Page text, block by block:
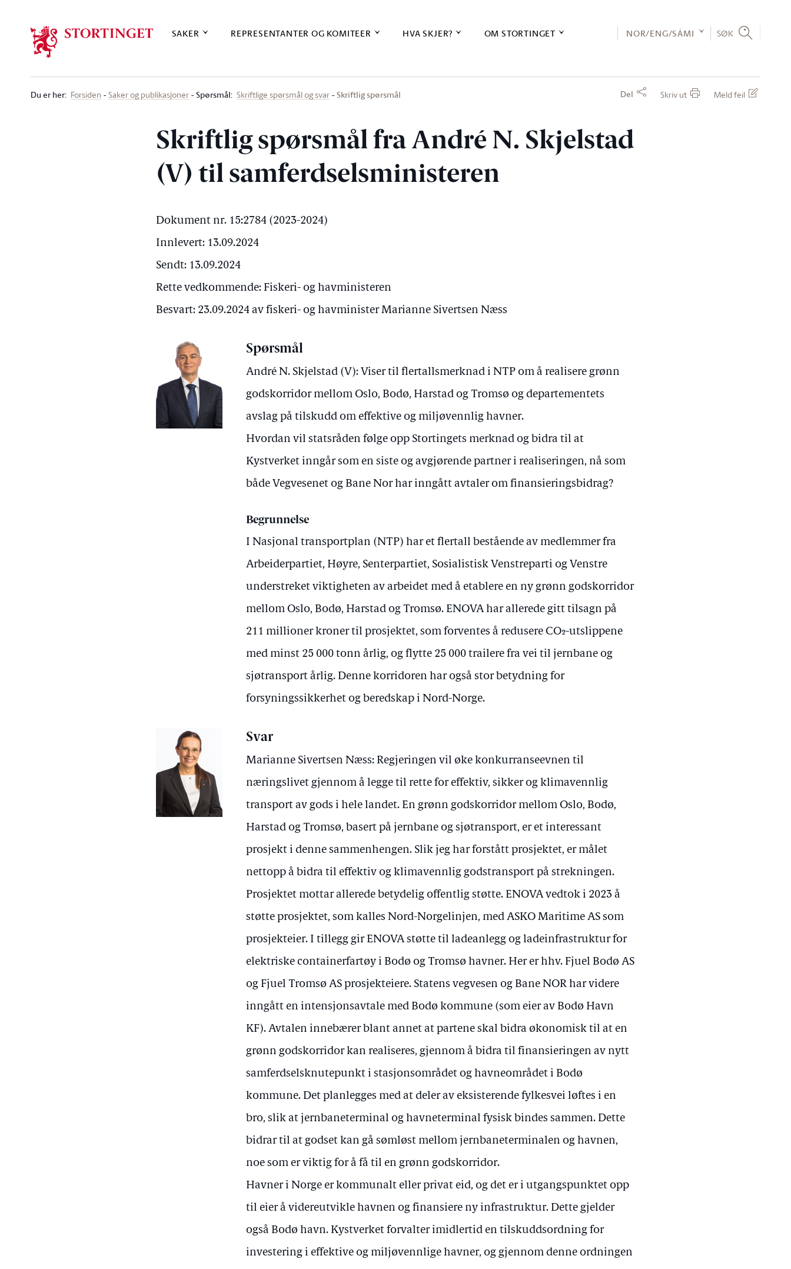
SAKER REPRESENTANTER OG KOMITEER HVA SKJER? OM STORTINGET NOR/ENG/SÁMI SØK
Du er her: Forsiden Saker og publikasjoner Spørsmål: Skriftlige spørsmål og svar Skriftlig spørsmål Del Skriv ut Meld feil
Skriftlig spørsmål fra André N. Skjelstad
(V) til samferdselsministeren
Dokument nr. 15:2784 (2023-2024)
Innlevert: 13.09.2024
Sendt: 13.09.2024
Rette vedkommende: Fiskeri- og havministeren
Besvart: 23.09.2024 av fiskeri- og havminister Marianne Sivertsen Næss
Spørsmål
André N. Skjelstad (V): Viser til flertallsmerknad i NTP om å realisere grønn
godskorridor mellom Oslo, Bodø, Harstad og Tromsø og departementets
avslag på tilskudd om effektive og miljøvennlig havner.
Hvordan vil statsråden følge opp Stortingets merknad og bidra til at
Kystverket inngår som en siste og avgjørende partner i realiseringen, nå som
både Vegvesenet og Bane Nor har inngått avtaler om finansieringsbidrag?
Begrunnelse
I Nasjonal transportplan (NTP) har et flertall bestående av medlemmer fra
Arbeiderpartiet, Høyre, Senterpartiet, Sosialistisk Venstreparti og Venstre
understreket viktigheten av arbeidet med å etablere en ny grønn godskorridor
mellom Oslo, Bodø, Harstad og Tromsø. ENOVA har allerede gitt tilsagn på
211 millioner kroner til prosjektet, som forventes å redusere CO₂-utslippene
med minst 25 000 tonn årlig, og flytte 25 000 trailere fra vei til jernbane og
sjøtransport årlig. Denne korridoren har også stor betydning for
forsyningssikkerhet og beredskap i Nord-Norge.
Svar
Marianne Sivertsen Næss: Regjeringen vil øke konkurranseevnen til
næringslivet gjennom å legge til rette for effektiv, sikker og klimavennlig
transport av gods i hele landet. En grønn godskorridor mellom Oslo, Bodø,
Harstad og Tromsø, basert på jernbane og sjøtransport, er et interessant
prosjekt i denne sammenhengen. Slik jeg har forstått prosjektet, er målet
nettopp å bidra til effektiv og klimavennlig godstransport på strekningen.
Prosjektet mottar allerede betydelig offentlig støtte. ENOVA vedtok i 2023 å
støtte prosjektet, som kalles Nord-Norgelinjen, med ASKO Maritime AS som
prosjekteier. I tillegg gir ENOVA støtte til ladeanlegg og ladeinfrastruktur for
elektriske containerfartøy i Bodø og Tromsø havner. Her er hhv. Fjuel Bodø AS
og Fjuel Tromsø AS prosjekteiere. Statens vegvesen og Bane NOR har videre
inngått en intensjonsavtale med Bodø kommune (som eier av Bodø Havn
KF). Avtalen innebærer blant annet at partene skal bidra økonomisk til at en
grønn godskorridor kan realiseres, gjennom å bidra til finansieringen av nytt
samferdselsknutepunkt i stasjonsområdet og havneområdet i Bodø
kommune. Det planlegges med at deler av eksisterende fylkesvei løftes i en
bro, slik at jernbaneterminal og havneterminal fysisk bindes sammen. Dette
bidrar til at godset kan gå sømløst mellom jernbaneterminalen og havnen,
noe som er viktig for å få til en grønn godskorridor.
Havner i Norge er kommunalt eller privat eid, og det er i utgangspunktet opp
til eier å videreutvikle havnen og finansiere ny infrastruktur. Dette gjelder
også Bodø havn. Kystverket forvalter imidlertid en tilskuddsordning for
investering i effektive og miljøvennlige havner, og gjennom denne ordningen